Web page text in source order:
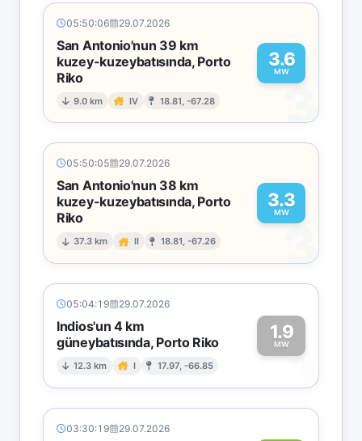
05:50:06 29.07.2026
San Antonio'nun 39 km
kuzey-kuzeybatısında, Porto
Riko
9.0 km IV 18.81, -67.28
3.6
MW
3
05:50:05 29.07.2026
San Antonio'nun 38 km
kuzey-kuzeybatısında, Porto
Riko
37.3 km II 18.81, -67.26
3.3
MW
3
05:04:19 29.07.2026
Indios'un 4 km
güneybatısında, Porto Riko
12.3 km I 17.97, -66.85
1.9
MW1
03:30:19 29.07.2026